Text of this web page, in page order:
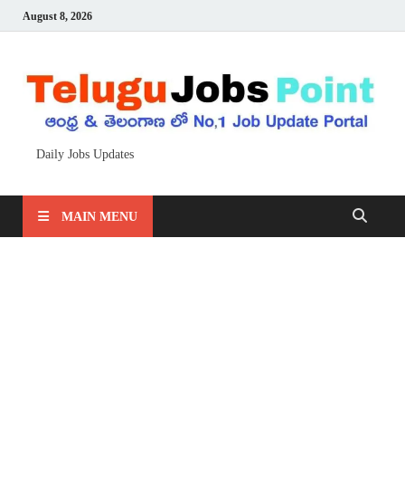
August 8, 2026
Daily Jobs Updates
MAIN MENU